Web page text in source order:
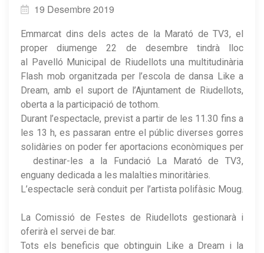
19 Desembre 2019
Emmarcat dins dels actes de la Marató de TV3, el
proper diumenge 22 de desembre tindrà lloc
al Pavelló Municipal de Riudellots una multitudinària
Flash mob organitzada per l’escola de dansa Like a
Dream, amb el suport de l’Ajuntament de Riudellots,
oberta a la participació de tothom.
Durant l’espectacle, previst a partir de les 11.30 fins a
les 13 h, es passaran entre el públic diverses gorres
solidàries on poder fer aportacions econòmiques per
destinar-les a la Fundació La Marató de TV3,
enguany dedicada a les malalties minoritàries.
L’espectacle serà conduit per l’artista polifàsic Moug.
La Comissió de Festes de Riudellots gestionarà i
oferirà el servei de bar.
Tots els beneficis que obtinguin Like a Dream i la